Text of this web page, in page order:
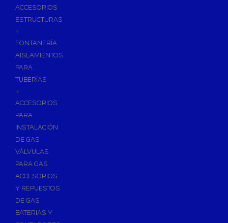
ACCESORIOS
ESTRUCTURAS
+
FONTANERÍA
AISLAMIENTOS
PARA
TUBERÍAS
+
ACCESORIOS
PARA
INSTALACIÓN
DE GAS
VÁLVULAS
PARA GAS
ACCESORIOS
Y REPUESTOS
DE GAS
BATERIAS Y